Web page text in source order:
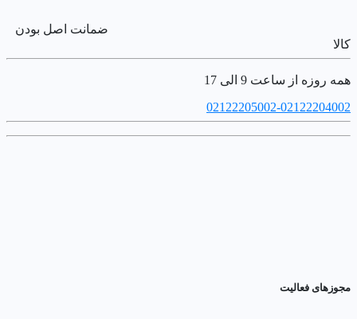
ضمانت اصل بودن
کالا
همه روزه از ساعت 9 الی 17
02122205002-02122204002
مجوزهای فعالیت